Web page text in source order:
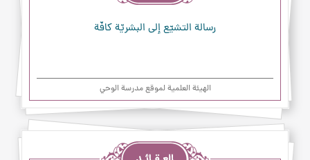
رسالة التشيّع إلى البشريّة كافّة
الهیئة العلمیة لموقع مدرسة الوحي